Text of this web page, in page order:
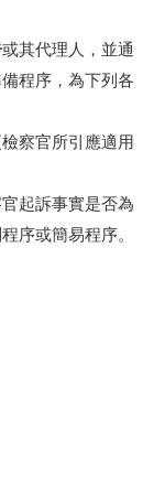
或其代理人，並通
程序，為下列各
察官所引應適用
起訴事實是否為
序或簡易程序。